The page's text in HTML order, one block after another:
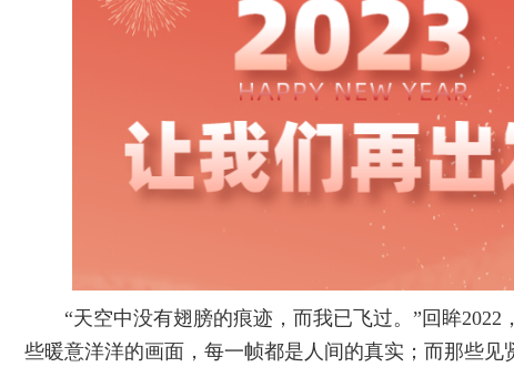
“天空中没有翅膀的痕迹，而我已飞过。”回眸
些暖意洋洋的画面，每一帧都是人间的真实；而那些见